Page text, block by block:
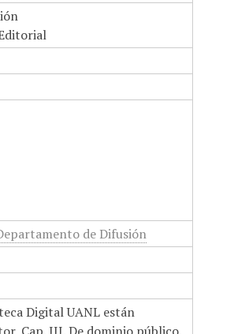
de Difusión
Digital UANL están